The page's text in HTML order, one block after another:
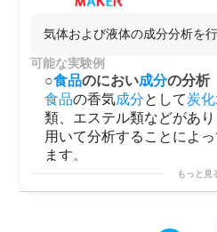
◯生体試料に含まれる金属
体内に蓄積された 重金属
に排出される場合があり
分析、定量化することが可
◯ 食品中の汚染物質濃度
消費者の健康保護のために
る基準値が設けられてお
カドミウムの場合は0.4
られています。これら食品
気体および液体の成分分析を行
可能な実験例
○食品のにおい成分の分析
食品の香気成分として炭
類、エステル類などがあ
用いて分析することによ
ます。
○分離膜の透過実験
するこ
もっと見